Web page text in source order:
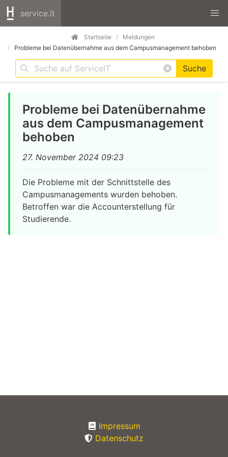
service.it
Startseite
Meldungen
Probleme bei Datenübernahme aus dem Campusmanagement behoben
Suche
Probleme bei Datenübernahme
aus dem Campusmanagement
behoben
27. November 2024 09:23
Die Probleme mit der Schnittstelle des
Campusmanagements wurden behoben.
Betroffen war die Accounterstellung für
Studierende.
Impressum
Datenschutz